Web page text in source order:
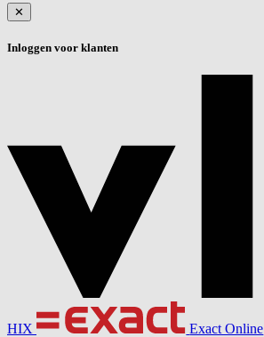
✕
Inloggen voor klanten
HIX Exact Online